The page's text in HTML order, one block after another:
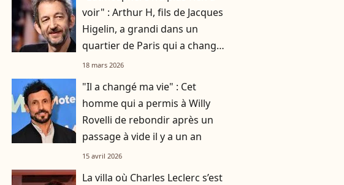
voir" : Arthur H, fils de Jacques
Higelin, a grandi dans un
quartier de Paris qui a changé
du tout au tout
18 mars 2026
"Il a changé ma vie" : Cet
homme qui a permis à Willy
Rovelli de rebondir après un
passage à vide il y a un an
15 avril 2026
La villa où Charles Leclerc s’est